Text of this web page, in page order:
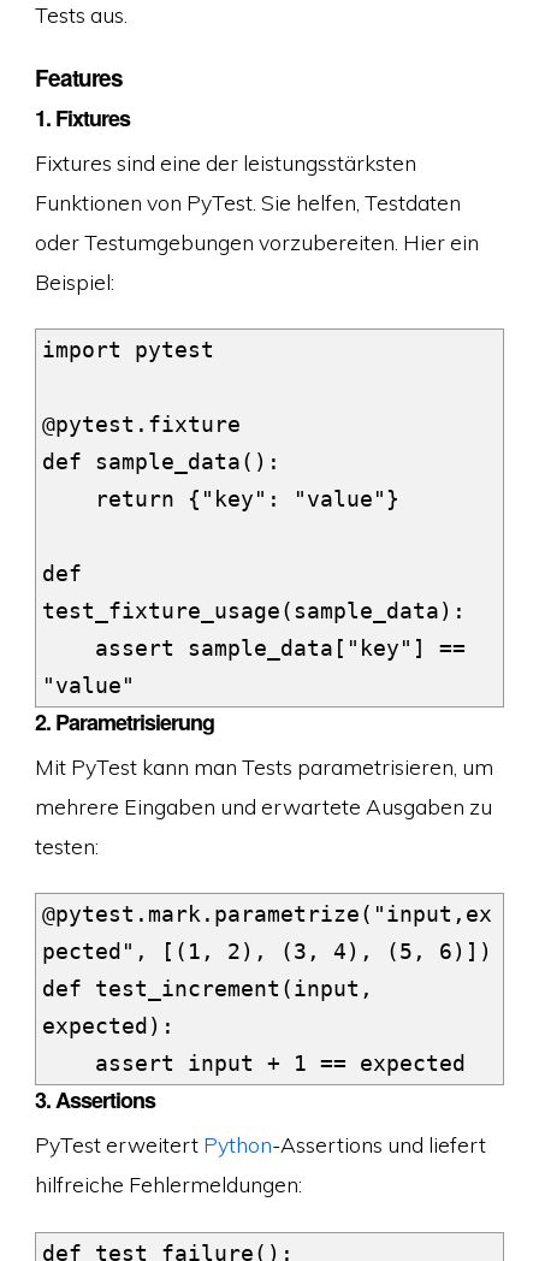
Tests aus.
Features
1.Fixtures
Fixtures sind eine der leistungsstärksten
Funktionen von PyTest. Sie helfen, Testdaten
oder Testumgebungen vorzubereiten. Hier ein
Beispiel:
import pytest
@pytest.fixture
def sample_data():
def
test_fixture_usage(sample_data):
2.Parametrisierung
Mit PyTest kann man Tests parametrisieren, um
mehrere Eingaben und erwartete Ausgaben zu
testen:
@pytest.mark.parametrize("input,ex
pected", [(1, 2), (3, 4), (5, 6)])
def test_increment(input,
expected):
3.Assertions
PyTest erweitert Python-Assertions und liefert
hilfreiche Fehlermeldungen:
def test_failure():